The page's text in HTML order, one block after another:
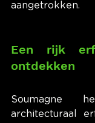
aangetrokken.
Een rijk
ontdekken
Soumagne
architecturaal